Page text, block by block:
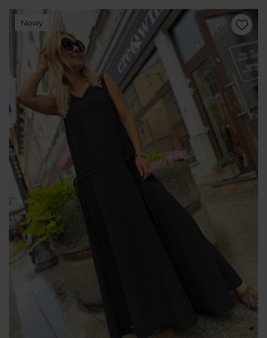
Nowy